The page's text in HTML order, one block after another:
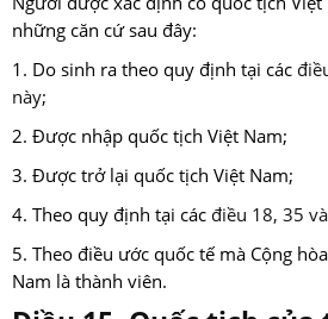
những căn cứ sau đây:
1. Do sinh ra theo quy định tại các
này;
2. Được nhập quốc tịch Việt Nam;
3. Được trở lại quốc tịch Việt Nam;
4. Theo quy định tại các điều 18, 35
5. Theo điều ước quốc tế mà Cộng
Nam là thành viên.